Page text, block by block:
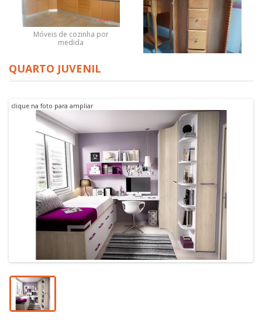
Móveis de cozinha por
medida
QUARTO JUVENIL
clique na foto para ampliar